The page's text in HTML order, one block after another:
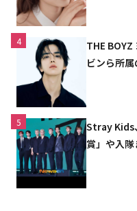
4
THE
ビンら所
5
Stray Kids
賞」や入